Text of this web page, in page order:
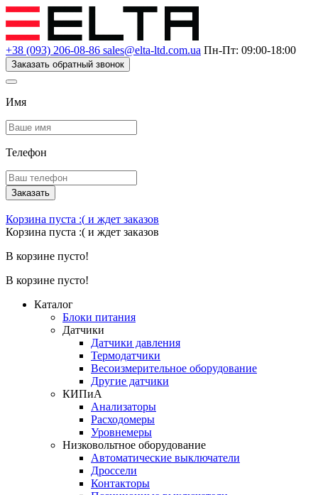
+38 (093) 206-08-86 sales@elta-ltd.com.ua Пн-Пт: 09:00-18:00
Заказать обратный звонок
Имя
Телефон
Заказать
Корзина пуста :( и ждет заказов
Корзина пуста :( и ждет заказов
В корзине пусто!
В корзине пусто!
Каталог
Блоки питания
Датчики
Датчики давления
Термодатчики
Весоизмерительное оборудование
Другие датчики
КИПиА
Анализаторы
Расходомеры
Уровнемеры
Низковольтное оборудование
Автоматические выключатели
Дроссели
Контакторы